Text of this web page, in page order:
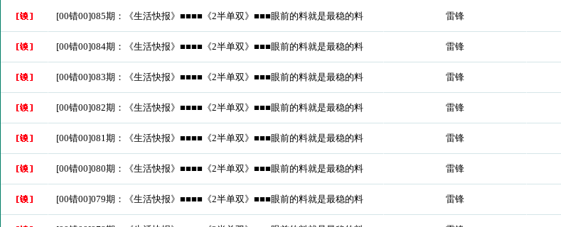
[00错00]085期：《生活快报》■■■■《2半单双》■■■眼前的料就是最稳的料 雷锋
[00错00]084期：《生活快报》■■■■《2半单双》■■■眼前的料就是最稳的料 雷锋
[00错00]083期：《生活快报》■■■■《2半单双》■■■眼前的料就是最稳的料 雷锋
[00错00]082期：《生活快报》■■■■《2半单双》■■■眼前的料就是最稳的料 雷锋
[00错00]081期：《生活快报》■■■■《2半单双》■■■眼前的料就是最稳的料 雷锋
[00错00]080期：《生活快报》■■■■《2半单双》■■■眼前的料就是最稳的料 雷锋
[00错00]079期：《生活快报》■■■■《2半单双》■■■眼前的料就是最稳的料 雷锋